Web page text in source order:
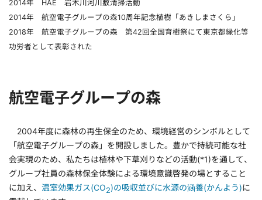
2014年 HAE 岩木川河川敷清掃活動
2014年 航空電子グループの森10周年記念植樹「あきしまさくら」
2018年 航空電子グループの森 第42回全国育樹祭にて東京都緑化等
功労者として表彰された
航空電子グループの森
2004年度に森林の再生保全のため、環境経営のシンボルとして
「航空電子グループの森」を開設しました。豊かで持続可能な社
会実現のため、私たちは植林や下草刈りなどの活動(*1)を通して、
グループ社員の森林保全体験による環境意識啓発の場とすること
に加え、 温室効果ガス(CO2)の吸収並びに水源の涵養(かんよう)に